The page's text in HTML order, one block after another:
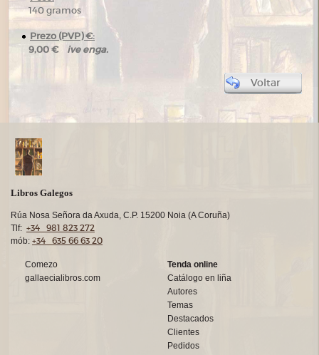
140 gramos
Prezo (PVP) €:
9,00 € ive enga.
Voltar
Libros Galegos
Rúa Nosa Señora da Axuda, C.P. 15200 Noia (A Coruña)
Tlf: +34 981 823 272
mób: +34 635 66 63 20
Comezo
gallaecialibros.com
Tenda online
Catálogo en liña
Autores
Temas
Destacados
Clientes
Pedidos